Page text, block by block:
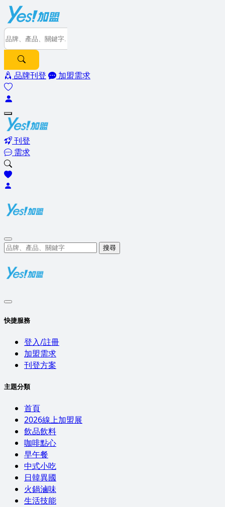
品牌刊登 加盟需求
刊登
需求
搜尋
快捷服務
登入/註冊
加盟需求
刊登方案
主題分類
首頁
2026線上加盟展
飲品飲料
咖啡點心
早午餐
中式小吃
日韓異國
火鍋滷味
生活技能